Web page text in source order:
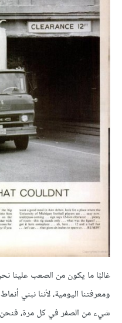
غالبًا ما يكون من الصعب علينا
ومعرفتنا اليومية، لأننا نبني
شيء من الصفر في كل مرة، فنحن